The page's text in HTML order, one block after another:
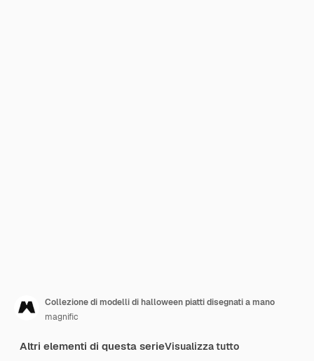
Collezione di modelli di halloween piatti disegnati a mano
magnific
Altri elementi di questa serieVisualizza tutto